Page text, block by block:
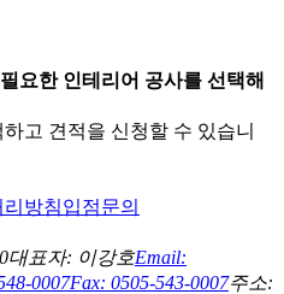
요한 인테리어 공사를 선택해
고 견적을 신청할 수 있습니
방침입점문의
대표자: 이강호Email:
0007Fax: 0505-543-0007주소: